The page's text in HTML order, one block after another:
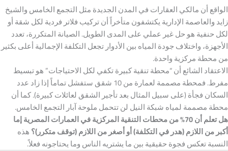
الواقع أن مالكي العقارات في المدن الجديدة مثل التجمع الخامس والشيخ
زايد والعاصمة الإدارية يكتشفون متأخراً أن تركيب فلاتر فردية لكل شقة أو
لكل حنفية هو حل غير عملي على المدى الطويل. الصيانة المتكررة، تعدد
الأجهزة، واختلاف جودة المياه بين الأدوار تجعل التكلفة الإجمالية أعلى بكثير
من محطة مركزية واحدة.
الاعتقاد الشائع أن “محطة تنقية كبيرة تكفي لكل الاحتياجات” هو تبسيط
مفرط. فمحطة مصممة لعمارة من 10 شقق ستفشل تماماً إذا زاد عدد
السكان فجأة (على سبيل المثال بعد تأجير الشقق لعائلات كبيرة). كما أن
محطة مصممة لمياه شبكة النيل لن تتحمل ملوحة آبار التجمع الخامس.
هل تعلم أن 70% من محطات التنقية المركزية في العمارات المصرية إما
أكبر من اللازم (هدر في التكلفة) أو أصغر من اللازم (توقف متكرر)؟هذه
النسبة تعكس فجوة حقيقية بين ما يشتريه الناس وما يحتاجونه فعلاً.